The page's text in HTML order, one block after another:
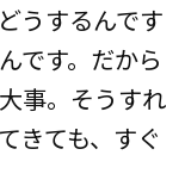
うするんです
です。だから
事。そうすれ
きても、すぐ